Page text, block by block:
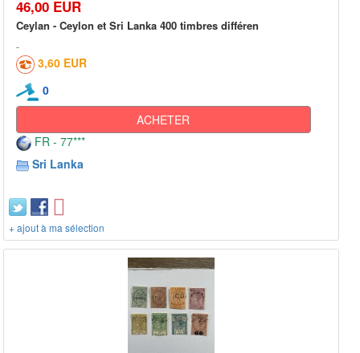
46,00 EUR
Ceylan - Ceylon et Sri Lanka 400 timbres différen
3,60 EUR
0
ACHETER
FR - 77***
Sri Lanka
+ ajout à ma sélection